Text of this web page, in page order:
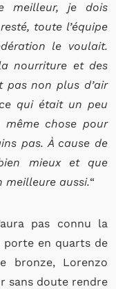
meilleur, je dois
toute l’équipe
le voulait.
nourriture et des
pas non plus d’air
qui était un peu
chose pour
pas. À cause de
mieux et que
meilleure aussi.“
pas connu la
porte en quarts de
bronze, Lorenzo
sans doute rendre